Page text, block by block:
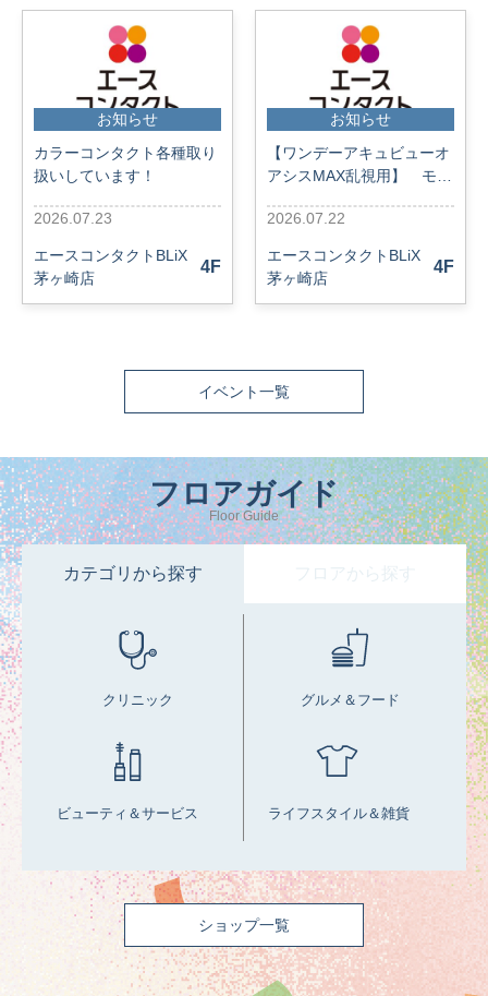
カラーコンタクト各種取り
扱いしています！
2026.07.23
エースコンタクトBLiX
茅ヶ崎店
お知らせ
4F
【ワンデーアキュビューオ
アシスMAX乱視用】 モニ
2026.07.22
エースコンタクトBLiX
茅ヶ崎店
お知らせ
4F
イベント一覧
フロアガイド​
Floor Guide
カテゴリから探す フロアから探す
クリニック グルメ＆フード
ビューティ＆サービス ライフスタイル＆雑貨
ショップ一覧